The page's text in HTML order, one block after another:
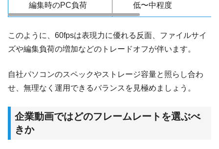
編集時のPC負荷 低〜中程度
このように、60fpsは表現力に優れる反面、ファイルサイ
ズや編集負荷の増加などのトレードオフが伴います。
自社パソコンのスペックやストレージ容量と照らし合わ
せ、無理なく運用できるバランスを見極めましょう。
企業動画ではどのフレームレートを選ぶべ
きか